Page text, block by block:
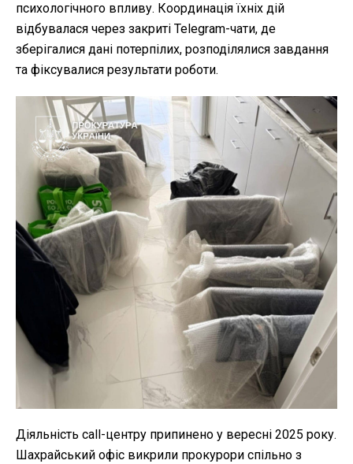
психологічного впливу. Координація їхніх дій
відбувалася через закриті Telegram-чати, де
зберігалися дані потерпілих, розподілялися завдання
та фіксувалися результати роботи.
Діяльність call-центру припинено у вересні 2025 року.
Шахрайський офіс викрили прокурори спільно з